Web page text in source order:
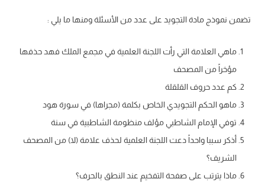
تضمن نموذج مادة التجويد على عدد من الأسئلة ومنها ما يلي :
ماهي العلامة التي رأت اللجنة العلمية في مجمع الملك فهد حذفها
مؤخراً من المصحف
كم عدد حروف القلقلة
ماهو الحكم التجويدي الخاص بكلمة (مجراها) في سورة هود
توفي الإمام الشاطبي مؤلف منظومة الشاطبية في سنة
أذكر سببا واحداً دعت اللجنة العلمية لحذف علامة (لا) من المصحف
الشريف؟
ماذا يترتب على صفحة التفخيم عند النطق بالحرف؟